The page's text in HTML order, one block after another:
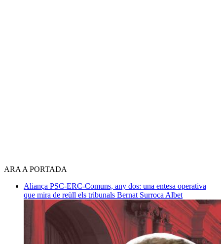
ARA A PORTADA
Aliança PSC-ERC-Comuns, any dos: una entesa operativa
que mira de reüll els tribunals Bernat Surroca Albet